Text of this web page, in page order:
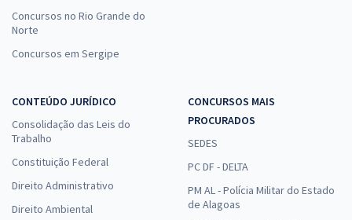
Concursos no Rio Grande do
Norte
Concursos em Sergipe
CONTEÚDO JURÍDICO
Consolidação das Leis do
Trabalho
Constituição Federal
Direito Administrativo
Direito Ambiental
CONCURSOS MAIS
PROCURADOS
SEDES
PC DF - DELTA
PM AL - Polícia Militar do Estado
de Alagoas